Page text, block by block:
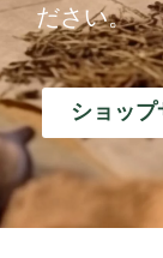
ださい。
ショッ